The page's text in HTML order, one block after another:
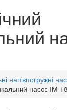
напівпогружні
насос IM